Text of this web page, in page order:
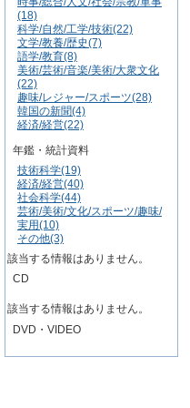
(18)
科学/自然/工学/技術(22)
文学/教養/歴史(7)
語学/教育(8)
美術/芸術/音楽/美術/大衆文化
(22)
趣味/レジャー/スポーツ(28)
韓国の新聞(4)
経済/経営(22)
年鑑・統計資料
技術科学(19)
経済/経営(40)
社会科学(44)
芸術/美術/文化/スポーツ/趣味/
実用(10)
その他(3)
該当する情報はありません。
CD
該当する情報はありません。
DVD・VIDEO